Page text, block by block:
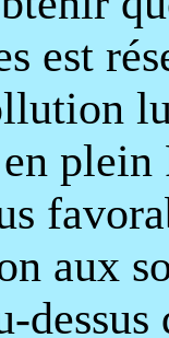
est
aux